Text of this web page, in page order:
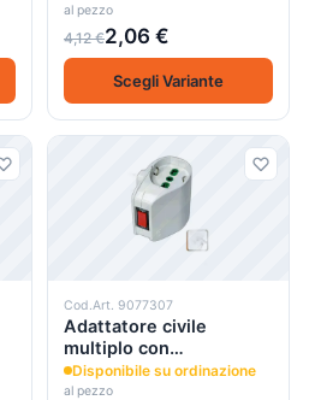
al pezzo
4,12 €2,06 €
Scegli Variante
Cod.Art. 9077307
Adattatore civile
multiplo con
interruttore fanton
Disponibile su ordinazione
al pezzo